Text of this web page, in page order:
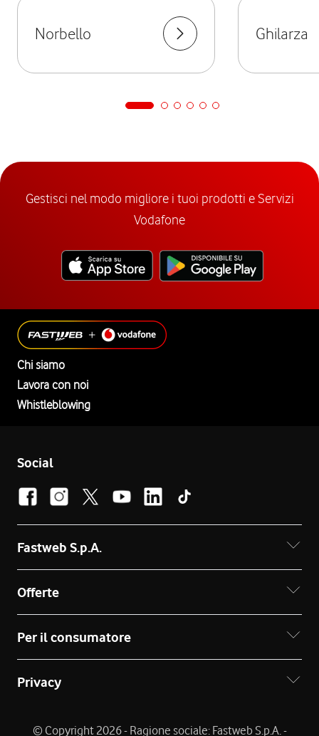
Norbello Ghilarza
Gestisci nel modo migliore i tuoi prodotti e Servizi
Vodafone
Chi siamo
Lavora con noi
Whistleblowing
Social
Fastweb S.p.A.
Offerte
Per il consumatore
Privacy
© Copyright 2026 - Ragione sociale: Fastweb S.p.A. -